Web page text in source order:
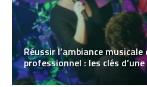
Réussir l’ambiance musicale
professionnel : les clés